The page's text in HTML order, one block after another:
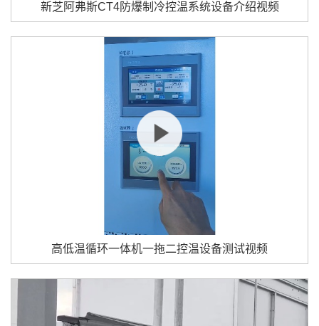
新芝阿弗斯CT4防爆制冷控温系统设备介绍视频
高低温循环一体机一拖二控温设备测试视频